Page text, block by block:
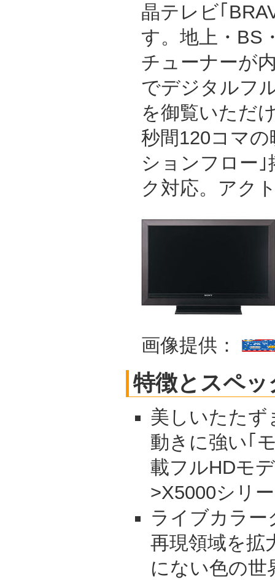
晶テレビ｢
す。地上・BS
チューナーが
でデジタルフ
を御覧いただ
秒間120コマ
ションフロー
ク対応。アク
画像提供：
特徴とスペッ
美しいたたず
動きに強い｢
載フルHDモ
>X5000シリ
ライブカラー
再現領域を拡
にない色の世